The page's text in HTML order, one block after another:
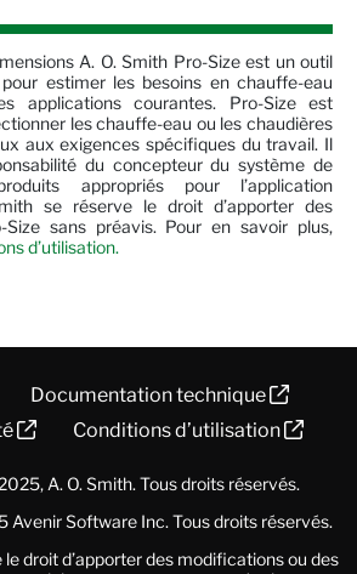
A. O. Smith Pro-Size est un outil
estimer les besoins en chauffe-eau
applications courantes. Pro-Size est
les chauffe-eau ou les chaudières
aux exigences spécifiques du travail. Il
du concepteur du système de
appropriés pour l’application
se réserve le droit d’apporter des
sans préavis. Pour en savoir plus,
d’utilisation.
Documentation technique
Conditions d’utilisation
A. O. Smith. Tous droits réservés.
Avenir Software Inc. Tous droits réservés.
le droit d’apporter des modifications ou des